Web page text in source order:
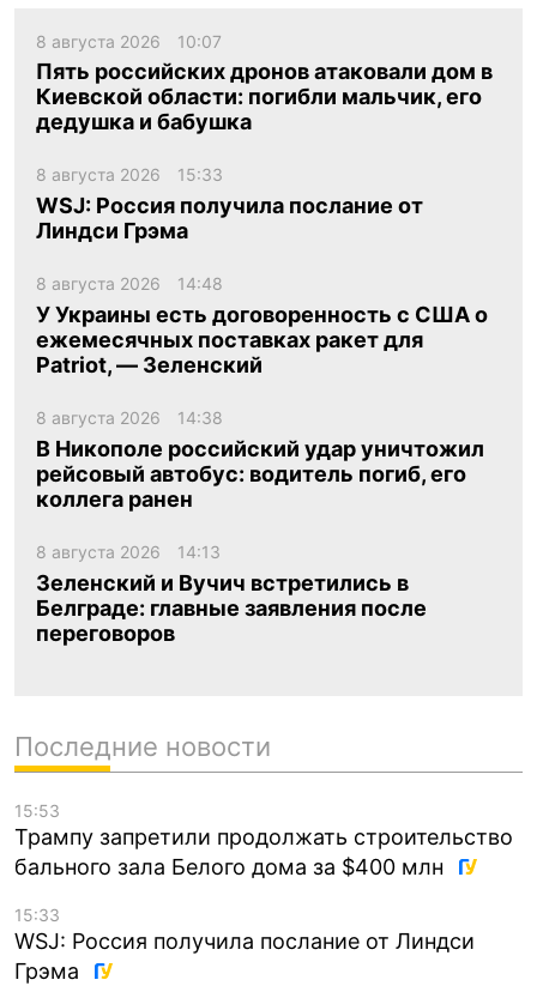
8 августа 2026 10:07
Пять российских дронов атаковали дом в
Киевской области: погибли мальчик, его
дедушка и бабушка
8 августа 2026 15:33
WSJ: Россия получила послание от
Линдси Грэма
8 августа 2026 14:48
У Украины есть договоренность с США о
ежемесячных поставках ракет для
Patriot, — Зеленский
8 августа 2026 14:38
В Никополе российский удар уничтожил
рейсовый автобус: водитель погиб, его
коллега ранен
8 августа 2026 14:13
Зеленский и Вучич встретились в
Белграде: главные заявления после
переговоров
Последние новости
15:53
Трампу запретили продолжать строительство
бального зала Белого дома за $400 млн
15:33
WSJ: Россия получила послание от Линдси
Грэма